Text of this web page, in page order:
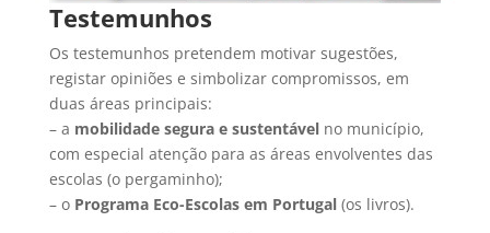
Testemunhos
Os testemunhos pretendem motivar sugestões,
registar opiniões e simbolizar compromissos, em
duas áreas principais:
– a mobilidade segura e sustentável no município,
com especial atenção para as áreas envolventes das
escolas (o pergaminho);
– o Programa Eco-Escolas em Portugal (os livros).